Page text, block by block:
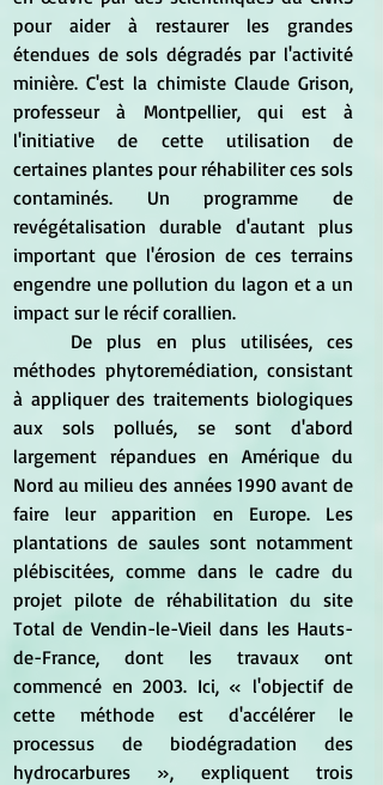
pour aider à restaurer les grandes
étendues de sols dégradés par l'activité
minière. C'est la chimiste Claude Grison,
professeur à Montpellier, qui est à
l'initiative de cette utilisation de
certaines plantes pour réhabiliter ces sols
contaminés. Un programme de
revégétalisation durable d'autant plus
important que l'érosion de ces terrains
engendre une pollution du lagon et a un
impact sur le récif corallien.
méthodes phytoremédiation, consistant
à appliquer des traitements biologiques
aux sols pollués, se sont d'abord
largement répandues en Amérique du
Nord au milieu des années 1990 avant de
faire leur apparition en Europe. Les
plantations de saules sont notamment
plébiscitées, comme dans le cadre du
projet pilote de réhabilitation du site
Total de Vendin-le-Vieil dans les Hauts-
de-France, dont les travaux ont
commencé en 2003. Ici, « l'objectif de
cette méthode est d'accélérer le
processus de biodégradation des
hydrocarbures », expliquent trois